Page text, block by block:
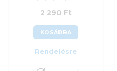
Értékelés:5
/ 52 290 Ft
KOSÁRBA
Rendelésre